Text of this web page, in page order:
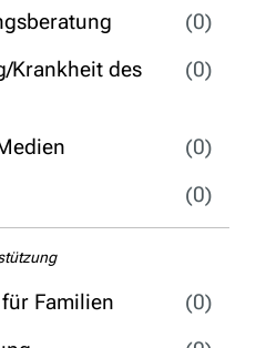
(0)
Krankheit des
(0)
(0)
(0)
Familien
(0)